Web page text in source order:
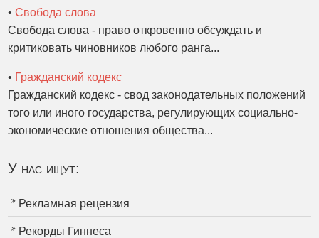
•Свобода слова
Свобода слова - право откровенно обсуждать и
критиковать чиновников любого ранга...
• Гражданский кодекс
Гражданский кодекс - свод законодательных положений
того или иного государства, регулирующих социально-
экономические отношения общества...
У нас ищут:
Рекламная рецензия
Рекорды Гиннеса